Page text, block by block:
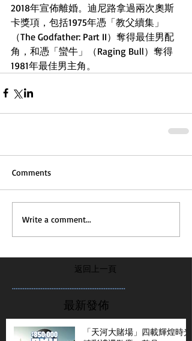
2018年宣佈離婚。迪尼路拿過兩次奧斯
卡獎項，包括1975年憑「教父續集」
（The Godfather: Part II）奪得最佳男配
角，和憑「蠻牛」（Raging Bull）奪得
1981年最佳男主角。
Comments
Write a comment...
返回上一頁
...............................................................
最新發佈
「天河大賭場」四載輝煌時光